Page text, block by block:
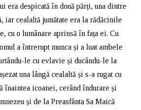
era despicată în două părți, una dintre
iar cealaltă jumătate era la rădăcinile
cu o lumânare aprinsă în fața ei. Cu
a întrerupt munca și a luat ambele
le cu evlavie și ducându-le la
una lângă cealaltă și s-a rugat cu
înaintea icoanei, cerând îndurare și
și de la Preasfânta Sa Maică